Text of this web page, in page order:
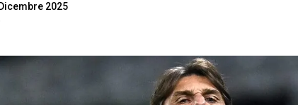
2025